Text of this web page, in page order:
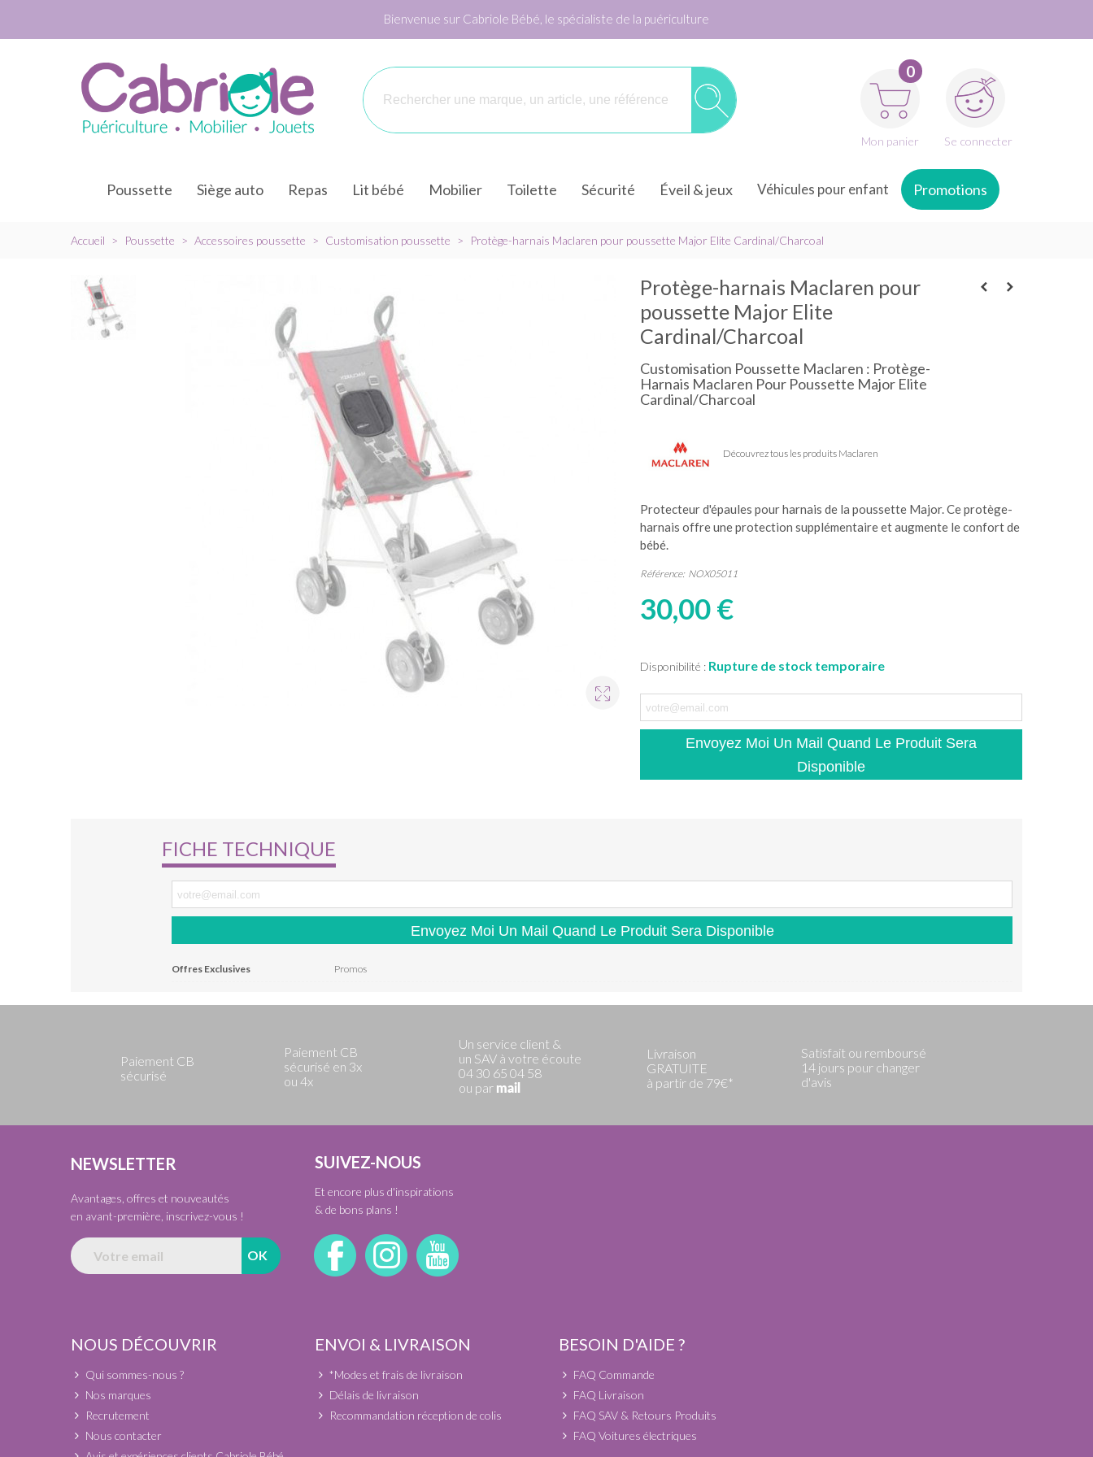
Bienvenue sur Cabriole Bébé, le spécialiste de la puériculture
0
Mon panier Se connecter
Poussette Siège auto Repas Lit bébé Mobilier Toilette Sécurité Éveil & jeux Véhicules pour enfant Promotions
Accueil > Poussette > Accessoires poussette > Customisation poussette > Protège-harnais Maclaren pour poussette Major Elite Cardinal/Charcoal
Protège-harnais Maclaren pour
poussette Major Elite
Cardinal/Charcoal
Customisation Poussette Maclaren : Protège-
Harnais Maclaren Pour Poussette Major Elite
Cardinal/Charcoal
Découvrez tous les produits Maclaren
Protecteur d'épaules pour harnais de la poussette Major. Ce protège-
harnais offre une protection supplémentaire et augmente le confort de
bébé.
Référence: NOX05011
30,00 €
Disponibilité : Rupture de stock temporaire
Envoyez Moi Un Mail Quand Le Produit Sera
Disponible
FICHE TECHNIQUE
Envoyez Moi Un Mail Quand Le Produit Sera Disponible
Offres Exclusives Promos
Paiement CB
sécurisé
Paiement CB
sécurisé en 3x
ou 4x
Un service client &
un SAV à votre écoute
04 30 65 04 58
ou par mail
Livraison
GRATUITE
à partir de 79€*
Satisfait ou remboursé
14 jours pour changer
d'avis
NEWSLETTER
Avantages, offres et nouveautés
en avant-première, inscrivez-vous !
SUIVEZ-NOUS
Et encore plus d'inspirations
& de bons plans !
NOUS DÉCOUVRIR
Qui sommes-nous ?
Nos marques
Recrutement
Nous contacter
ENVOI & LIVRAISON
*Modes et frais de livraison
Délais de livraison
Recommandation réception de colis
BESOIN D'AIDE ?
FAQ Commande
FAQ Livraison
FAQ SAV & Retours Produits
FAQ Voitures électriques